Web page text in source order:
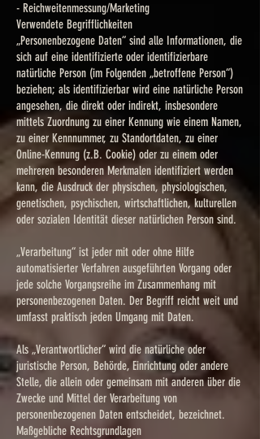
- Reichweitenmessung/Marketing
Verwendete Begrifflichkeiten
„Personenbezogene Daten“ sind alle Informationen, die
sich auf eine identifizierte oder identifizierbare
natürliche Person (im Folgenden „betroffene Person“)
beziehen; als identifizierbar wird eine natürliche Person
angesehen, die direkt oder indirekt, insbesondere
mittels Zuordnung zu einer Kennung wie einem Namen,
zu einer Kennnummer, zu Standortdaten, zu einer
Online-Kennung (z.B. Cookie) oder zu einem oder
mehreren besonderen Merkmalen identifiziert werden
kann, die Ausdruck der physischen, physiologischen,
genetischen, psychischen, wirtschaftlichen, kulturellen
oder sozialen Identität dieser natürlichen Person sind.
„Verarbeitung“ ist jeder mit oder ohne Hilfe
automatisierter Verfahren ausgeführten Vorgang oder
jede solche Vorgangsreihe im Zusammenhang mit
personenbezogenen Daten. Der Begriff reicht weit und
umfasst praktisch jeden Umgang mit Daten.
Als „Verantwortlicher“ wird die natürliche oder
juristische Person, Behörde, Einrichtung oder andere
Stelle, die allein oder gemeinsam mit anderen über die
Zwecke und Mittel der Verarbeitung von
personenbezogenen Daten entscheidet, bezeichnet.
Maßgebliche Rechtsgrundlagen